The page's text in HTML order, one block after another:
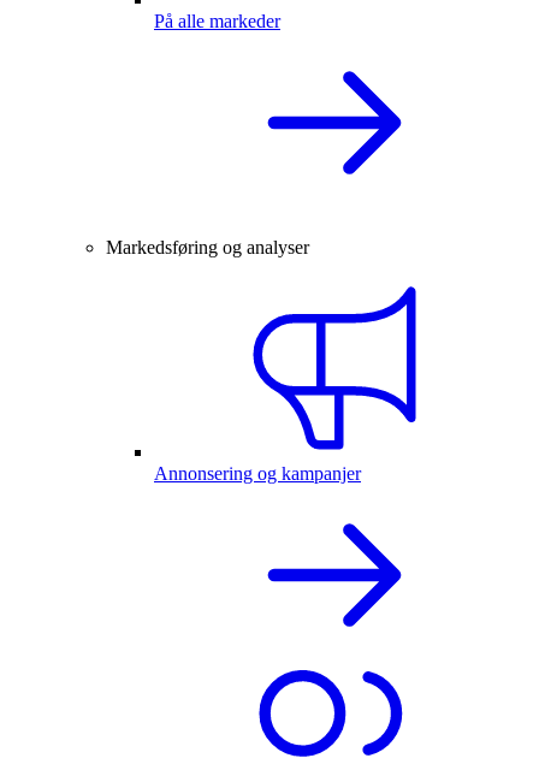
På alle markeder
Markedsføring og analyser
Annonsering og kampanjer